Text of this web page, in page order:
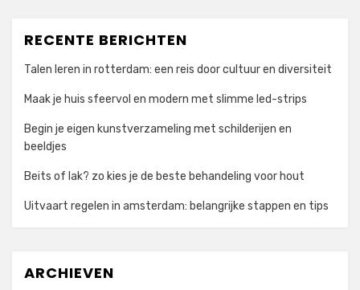
RECENTE BERICHTEN
Talen leren in rotterdam: een reis door cultuur en diversiteit
Maak je huis sfeervol en modern met slimme led-strips
Begin je eigen kunstverzameling met schilderijen en
beeldjes
Beits of lak? zo kies je de beste behandeling voor hout
Uitvaart regelen in amsterdam: belangrijke stappen en tips
ARCHIEVEN